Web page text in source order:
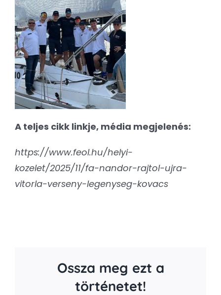
A teljes cikk linkje, média megjelenés:
https://www.feol.hu/helyi-
kozelet/2025/11/fa-nandor-rajtol-ujra-
vitorla-verseny-legenyseg-kovacs
Ossza meg ezt a
történetet!